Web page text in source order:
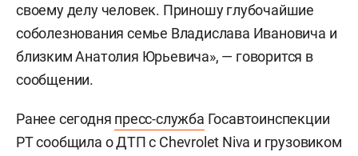
своему делу человек. Приношу глубочайшие
соболезнования семье Владислава Ивановича и
близким Анатолия Юрьевича», — говорится в
сообщении.
Ранее сегодня пресс-служба Госавтоинспекции
РТ сообщила о ДТП с Chevrolet Niva и грузовиком